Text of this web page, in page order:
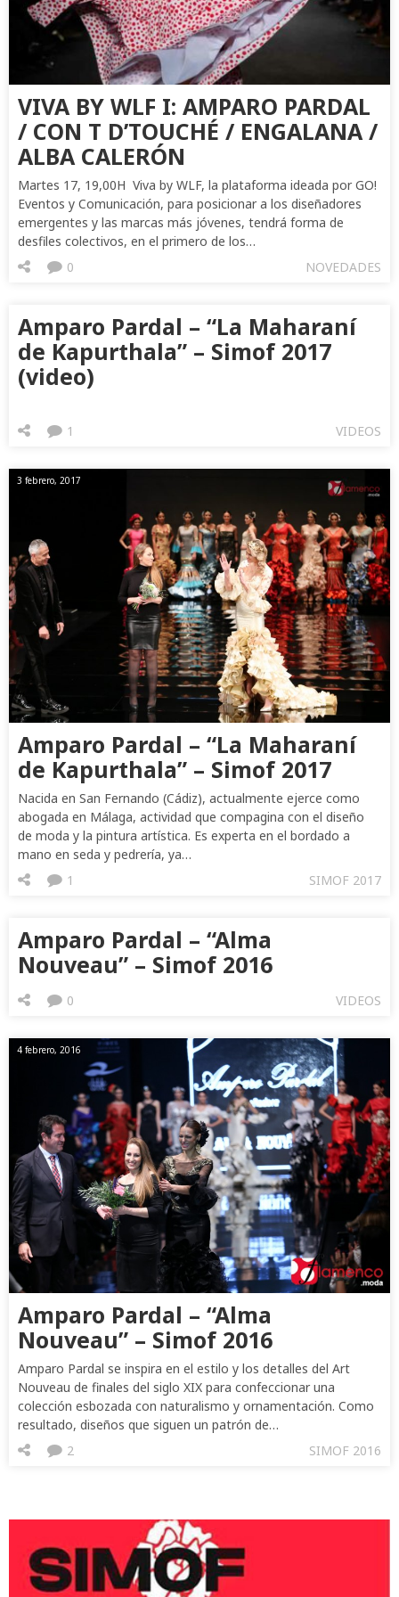
VIVA BY WLF I: AMPARO PARDAL
/ CON T D’TOUCHÉ / ENGALANA /
ALBA CALERÓN
Martes 17, 19,00H Viva by WLF, la plataforma ideada por GO!
Eventos y Comunicación, para posicionar a los diseñadores
emergentes y las marcas más jóvenes, tendrá forma de
desfiles colectivos, en el primero de los…
NOVEDADES
0
Amparo Pardal – “La Maharaní
de Kapurthala” – Simof 2017
(video)
VIDEOS
1
3 febrero, 2017
Amparo Pardal – “La Maharaní
de Kapurthala” – Simof 2017
Nacida en San Fernando (Cádiz), actualmente ejerce como
abogada en Málaga, actividad que compagina con el diseño
de moda y la pintura artística. Es experta en el bordado a
mano en seda y pedrería, ya…
SIMOF 2017
1
Amparo Pardal – “Alma
Nouveau” – Simof 2016
VIDEOS
0
4 febrero, 2016
Amparo Pardal – “Alma
Nouveau” – Simof 2016
Amparo Pardal se inspira en el estilo y los detalles del Art
Nouveau de finales del siglo XIX para confeccionar una
colección esbozada con naturalismo y ornamentación. Como
resultado, diseños que siguen un patrón de…
SIMOF 2016
2